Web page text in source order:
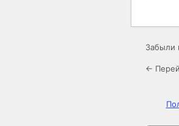
Забыли
←